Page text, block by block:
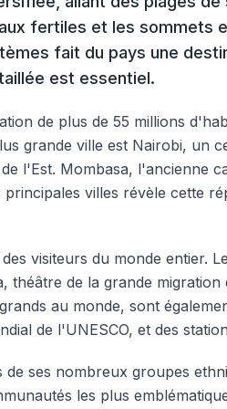
fertiles et les sommets
fait du pays une
est essentiel.
de plus de 55 millions
grande ville est Nairobi, un
l'Est. Mombasa, l'ancienne
principales villes révèle cette
visiteurs du monde entier.
de la grande
au monde, sont
de l'UNESCO, et des
ses nombreux groupes
les plus